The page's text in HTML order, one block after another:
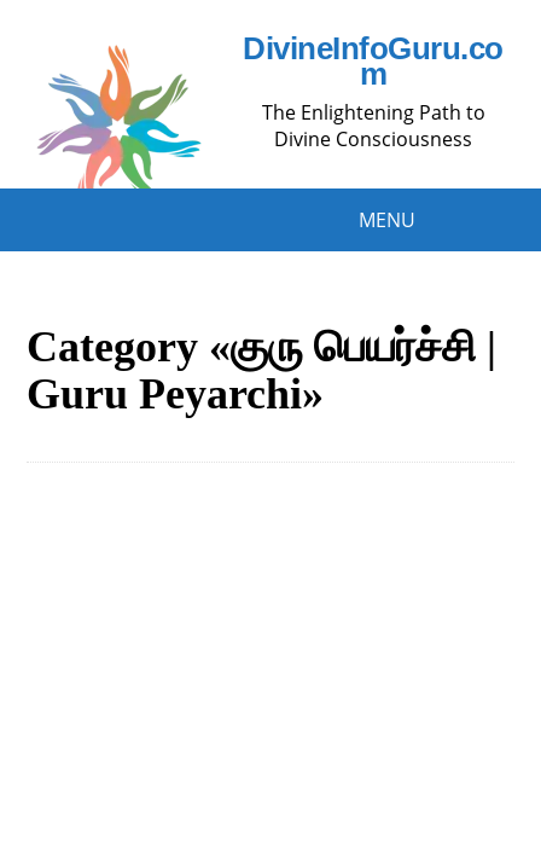
DivineInfoGuru.co
m
The Enlightening Path to
Divine Consciousness
MENU
Category «குரு பெயர்ச்சி |
Guru Peyarchi»